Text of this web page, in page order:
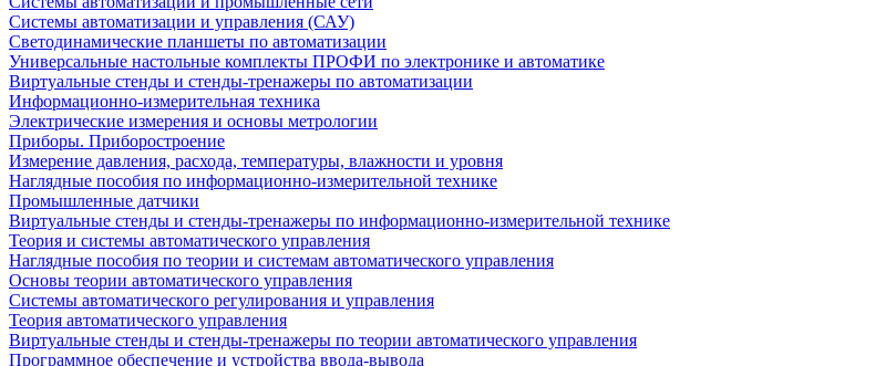
Системы автоматизации и управления (САУ)
Светодинамические планшеты по автоматизации
Универсальные настольные комплекты ПРОФИ по электронике и автоматике
Виртуальные стенды и стенды-тренажеры по автоматизации
Информационно-измерительная техника
Электрические измерения и основы метрологии
Приборы. Приборостроение
Измерение давления, расхода, температуры, влажности и уровня
Наглядные пособия по информационно-измерительной технике
Промышленные датчики
Виртуальные стенды и стенды-тренажеры по информационно-измерительной технике
Теория и системы автоматического управления
Наглядные пособия по теории и системам автоматического управления
Основы теории автоматического управления
Системы автоматического регулирования и управления
Теория автоматического управления
Виртуальные стенды и стенды-тренажеры по теории автоматического управления
Программное обеспечение и устройства ввода-вывода